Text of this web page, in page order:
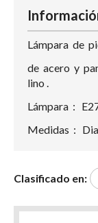
Lámpara de
de acero y
lino .
Lámpara :
Medidas :
Clasificado en: